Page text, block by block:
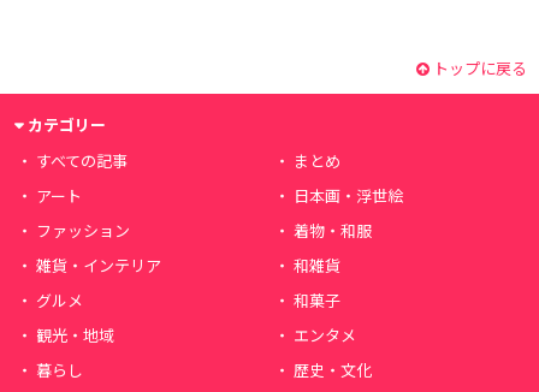
トップに戻る
カテゴリー
すべての記事
まとめ
アート
日本画・浮世絵
ファッション
着物・和服
雑貨・インテリア
和雑貨
グルメ
和菓子
観光・地域
エンタメ
暮らし
歴史・文化